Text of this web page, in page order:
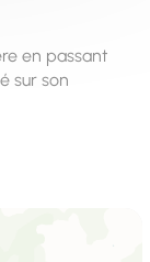
en passant
sur son